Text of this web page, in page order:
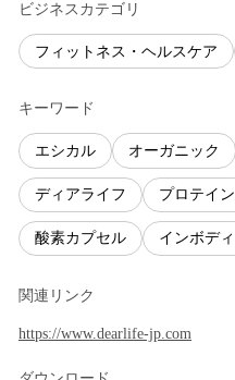
ビジネスカテゴリ
フィットネス・ヘルスケア
キーワード
エシカル オーガニック
ディアライフ プロテイン
酸素カプセル インボディ
関連リンク
https://www.dearlife-jp.com